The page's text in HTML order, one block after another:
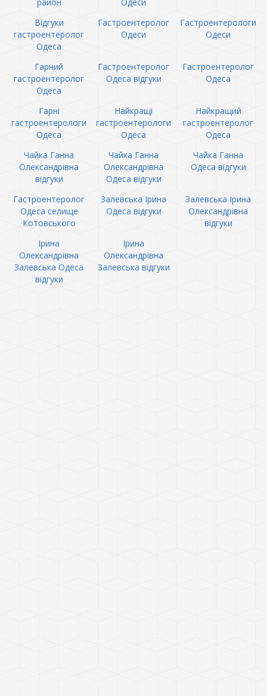
Відгуки
гастроентеролог
Одеса
Гастроентеролог
Одеси
Гастроентерологи
Одеси
Гарний
гастроентеролог
Одеса
Гастроентеролог
Одеса відгуки
Гастроентеролог
Одеса
Гарні
гастроентерологи
Одеса
Найкращі
гастроентерологи
Одеса
Найкращий
гастроентеролог
Одеса
Чайка Ганна
Олександрівна
відгуки
Чайка Ганна
Олександрівна
Одеса відгуки
Чайка Ганна
Одеса відгуки
Гастроентеролог
Одеса селище
Котовського
Залевська Ірина
Одеса відгуки
Залевська Ірина
Олександрівна
відгуки
Ірина
Олександрівна
Залевська Одеса
відгуки
Ірина
Олександрівна
Залевська відгуки